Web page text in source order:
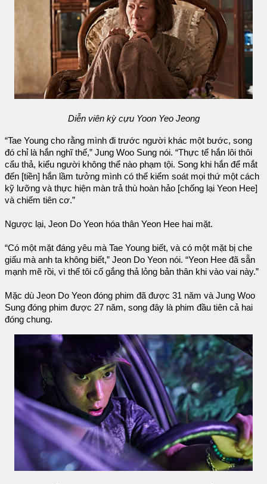
Diễn viên kỳ cựu Yoon Yeo Jeong
“Tae Young cho rằng mình đi trước người khác một bước, song
đó chỉ là hắn nghĩ thế,” Jung Woo Sung nói. “Thực tế hắn lôi thôi
cẩu thả, kiểu người không thể nào phạm tội. Song khi hắn để mắt
đến [tiền] hắn lầm tưởng mình có thể kiểm soát mọi thứ một cách
kỹ lưỡng và thực hiện màn trả thù hoàn hảo [chống lại Yeon Hee]
và chiếm tiên cơ.”
Ngược lại, Jeon Do Yeon hóa thân Yeon Hee hai mặt.
“Có một mặt đáng yêu mà Tae Young biết, và có một mặt bị che
giấu mà anh ta không biết,” Jeon Do Yeon nói. “Yeon Hee đã sẵn
mạnh mẽ rồi, vì thế tôi cố gắng thả lỏng bản thân khi vào vai này.”
Mặc dù Jeon Do Yeon đóng phim đã được 31 năm và Jung Woo
Sung đóng phim được 27 năm, song đây là phim đầu tiên cả hai
đóng chung.